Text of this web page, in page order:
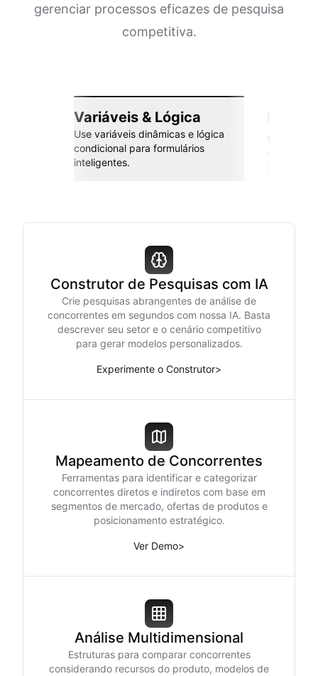
gerenciar processos eficazes de pesquisa
competitiva.
Variáveis & Lógica
Use variáveis dinâmicas e lógica
condicional para formulários
inteligentes.
Construtor de Pesquisas com IA
Crie pesquisas abrangentes de análise de
concorrentes em segundos com nossa IA. Basta
descrever seu setor e o cenário competitivo
para gerar modelos personalizados.
Experimente o Construtor>
Mapeamento de Concorrentes
Ferramentas para identificar e categorizar
concorrentes diretos e indiretos com base em
segmentos de mercado, ofertas de produtos e
posicionamento estratégico.
Ver Demo>
Análise Multidimensional
Estruturas para comparar concorrentes
considerando recursos do produto, modelos de